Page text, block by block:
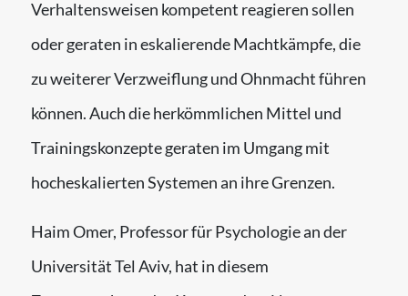
Verhaltensweisen kompetent reagieren sollen
oder geraten in eskalierende Machtkämpfe, die
zu weiterer Verzweiflung und Ohnmacht führen
können. Auch die herkömmlichen Mittel und
Trainingskonzepte geraten im Umgang mit
hocheskalierten Systemen an ihre Grenzen.
Haim Omer, Professor für Psychologie an der
Universität Tel Aviv, hat in diesem